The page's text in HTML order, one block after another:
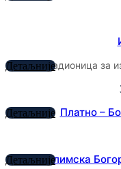
радионица за
Детаљније
Платно –
Детаљније
Јерусалимска
Детаљније